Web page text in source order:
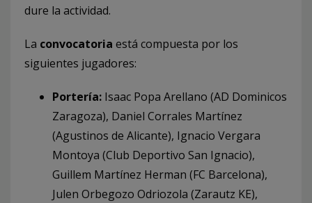
dure la actividad.
La convocatoria está compuesta por los
siguientes jugadores:
Portería: Isaac Popa Arellano (AD Dominicos
Zaragoza), Daniel Corrales Martínez
(Agustinos de Alicante), Ignacio Vergara
Montoya (Club Deportivo San Ignacio),
Guillem Martínez Herman (FC Barcelona),
Julen Orbegozo Odriozola (Zarautz KE),